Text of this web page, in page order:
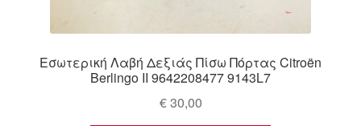
Εσωτερική Λαβή Δεξιάς Πίσω Πόρτας Citroën
Berlingo II 9642208477 9143L7
€30,00